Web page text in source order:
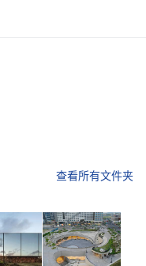
查看所有文件夹